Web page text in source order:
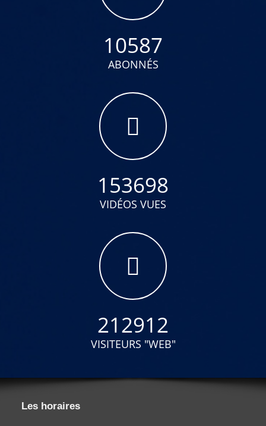
10587
ABONNÉS
153698
VIDÉOS VUES
212912
VISITEURS "WEB"
Les horaires